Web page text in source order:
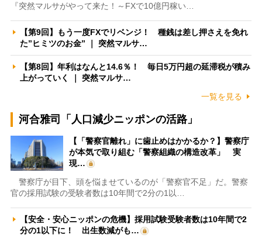
『突然マルサがやって来た！～FXで10億円稼い…
【第9回】もう一度FXでリベンジ！ 種銭は差し押さえを免れ
た”ヒミツのお金” ｜ 突然マルサ…
【第8回】年利はなんと14.6％！ 毎日5万円超の延滞税が積み
上がっていく ｜ 突然マルサ…
一覧を見る
河合雅司「人口減少ニッポンの活路」
【「警察官離れ」に歯止めはかかるか？】警察庁
が本気で取り組む「警察組織の構造改革」 実
現…
警察庁が目下、頭を悩ませているのが「警察官不足」だ。警察
官の採用試験の受験者数は10年間で2分の1以…
【安全・安心ニッポンの危機】採用試験受験者数は10年間で2
分の1以下に！ 出生数減がも…